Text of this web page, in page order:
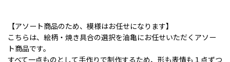
【アソート商品のため、模様はお任せになります】
こちらは、絵柄・焼き具合の選択を油亀にお任せいただくアソー
ト商品です。
すべて一点ものとして手作りで制作するため、形も表情も１点ずつ